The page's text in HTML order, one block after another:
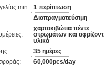
min: 1 περίπτωση
Διαπραγματεύσιμη
χαρτοκιβώτια πέντε
στρωμάτων και
υλικά
35 ημέρες
60,000pcs/day